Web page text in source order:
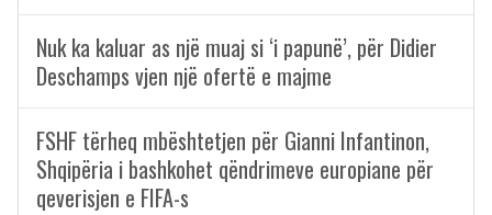
Nuk ka kaluar as një muaj si ‘i papunë’, për Didier
Deschamps vjen një ofertë e majme
FSHF tërheq mbështetjen për Gianni Infantinon,
Shqipëria i bashkohet qëndrimeve europiane për
qeverisjen e FIFA-s